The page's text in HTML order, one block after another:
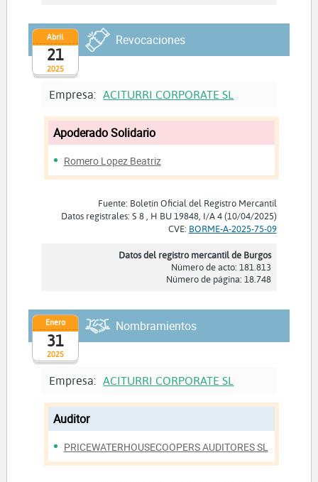
2025
Abril
21
Revocaciones
Empresa: ACITURRI CORPORATE SL
Apoderado Solidario
Romero Lopez Beatriz
Fuente: Boletín Oficial del Registro Mercantil
Datos registrales: S 8 , H BU 19848, I/A 4 (10/04/2025)
CVE: BORME-A-2025-75-09
Datos del registro mercantil de Burgos
Número de acto: 181.813
Número de página: 18.748
2025
Enero
31
Nombramientos
Empresa: ACITURRI CORPORATE SL
Auditor
PRICEWATERHOUSECOOPERS AUDITORES SL